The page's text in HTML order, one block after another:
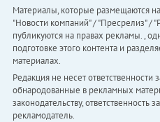
Материалы, которые размещаются
"Новости компаний" / "Пресрелиз" /
публикуются на правах рекламы. ,
подготовке этого контента и
материалах.
Редакция не несет
обнародованные в рекламных
законодательству,
рекламодатель.